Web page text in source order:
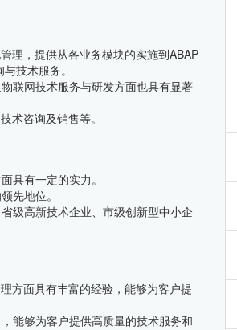
理，提供从各业务模块的实施到ABAP
技术服务。
联网技术服务与研发方面也具有显著
术咨询及销售等。
具有一定的实力。
先地位。
级高新技术企业、市级创新型中小企
方面具有丰富的经验，能够为客户提
能够为客户提供高质量的技术服务和